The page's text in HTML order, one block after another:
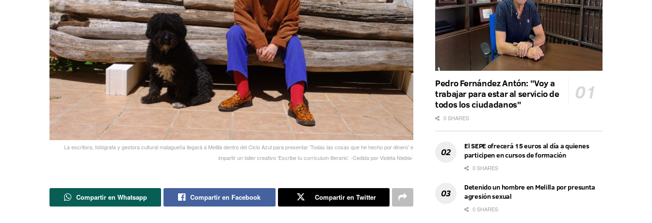
La escritora, fotógrafa y gestora cultural malagueña llegará a Melilla dentro del Ciclo Azul para presentar 'Todas las cosas que he hecho por dinero' e
impartir un taller creativo ‘Escribe tu currículum literario’. -Cedida por Violeta Niebla-
Compartir en Whatsapp Compartir en Facebook Compartir en Twitter
Pedro Fernández Antón: "Voy a
trabajar para estar al servicio de
todos los ciudadanos"
0 SHARES
El SEPE ofrecerá 15 euros al día a quienes
participen en cursos de formación
0 SHARES
Detenido un hombre en Melilla por presunta
agresión sexual
0 SHARES